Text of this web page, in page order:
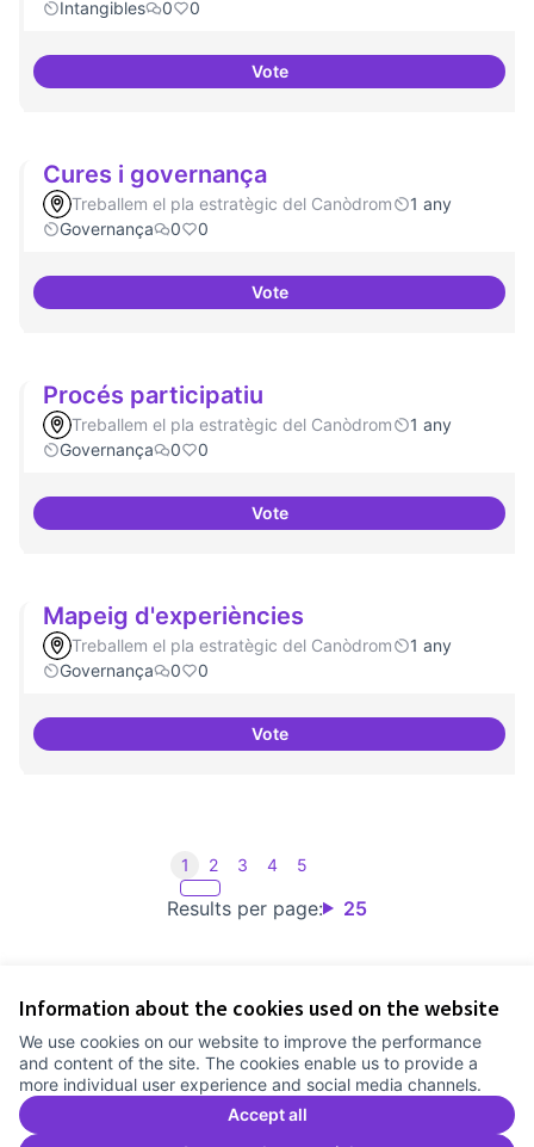
Information about the cookies used on the website
We use cookies on our website to improve the performance
and content of the site. The cookies enable us to provide a
more individual user experience and social media channels.
Accept all
Intangibles
0 0
VoteUn espai d'utopies
Cures i governança
Treballem el pla estratègic del Canòdrom
1 any
Governança
0 0
VoteCures i governança
Procés participatiu
Treballem el pla estratègic del Canòdrom
1 any
Governança
0 0
VoteProcés participatiu
Mapeig d'experiències
Treballem el pla estratègic del Canòdrom
1 any
Governança
0 0
VoteMapeig d'experiències
Results per page: 25
1 2 3 4 5
Cookie settings
Comunitat Canòdrom at Facebook
(External link)
Comunitat Canòdrom at Instagram
(External link)
Comunitat Canòdrom at YouTube
(External link)
English
Triar la llenguaElegir el idiomaChoose language